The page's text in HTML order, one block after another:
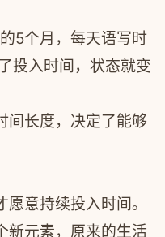
5个月，每天语写时
投入时间，状态就变
间长度，决定了能够
意持续投入时间。
新元素，原来的生活